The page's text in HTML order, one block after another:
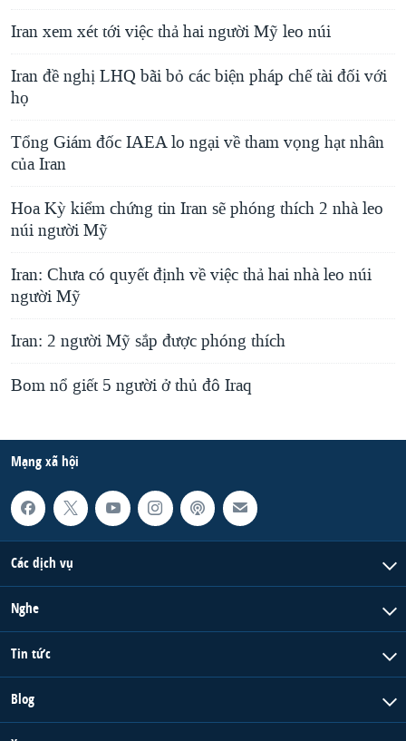
Iran xem xét tới việc thả hai người Mỹ leo núi
Iran đề nghị LHQ bãi bỏ các biện pháp chế tài đối với
họ
Tổng Giám đốc IAEA lo ngại về tham vọng hạt nhân
của Iran
Hoa Kỳ kiểm chứng tin Iran sẽ phóng thích 2 nhà leo
núi người Mỹ
Iran: Chưa có quyết định về việc thả hai nhà leo núi
người Mỹ
Iran: 2 người Mỹ sắp được phóng thích
Bom nổ giết 5 người ở thủ đô Iraq
Mạng xã hội
Các dịch vụ
Nghe
Tin tức
Blog